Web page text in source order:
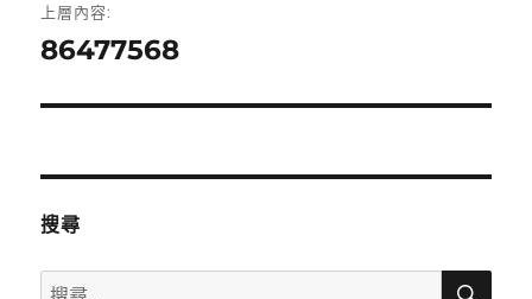
章
上層內容:
86477568
搜尋
搜
搜